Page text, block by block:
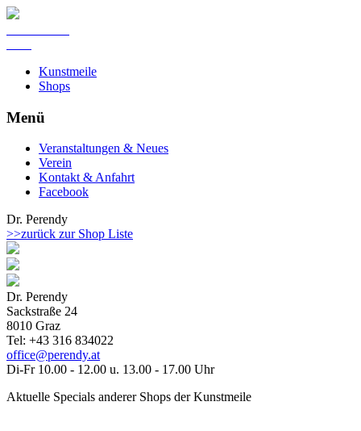
Kunstmeile
Shops
Menü
Veranstaltungen & Neues
Verein
Kontakt & Anfahrt
Facebook
Dr. Perendy
>>zurück zur Shop Liste
Dr. Perendy
Sackstraße 24
8010 Graz
Tel: +43 316 834022
office@perendy.at
Di-Fr 10.00 - 12.00 u. 13.00 - 17.00 Uhr
Aktuelle Specials anderer Shops der Kunstmeile